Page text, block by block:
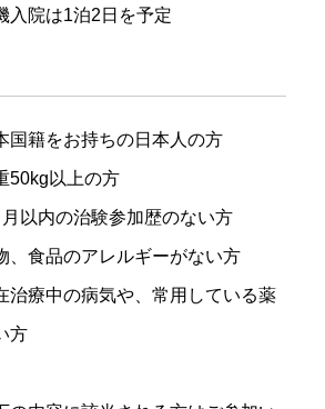
入院は1泊2日を予定
国籍をお持ちの日本人の方
50kg以上の方
月以内の治験参加歴のない方
、食品のアレルギーがない方
治療中の病気や、常用している薬
方